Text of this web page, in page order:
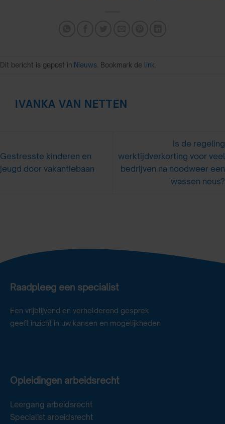
Dit bericht is gepost in Nieuws . Bookmark de link
IVANKA VAN NETTEN
Gestresste kinderen en
jeugd door vakantiebaan
Is de regeling
werktijdverkorting voor veel
bedrijven na noodweer een
wassen neus?
Raadpleeg een specialist
Een vrijblijvend en verhelderend gesprek
geeft inzicht in uw kansen en mogelijkheden
Opleidingen arbeidsrecht
Leergang arbeidsrecht
Specialist arbeidsrecht